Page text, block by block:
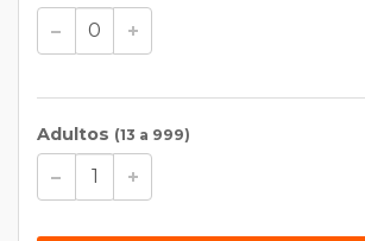
Adultos (13 a 999)